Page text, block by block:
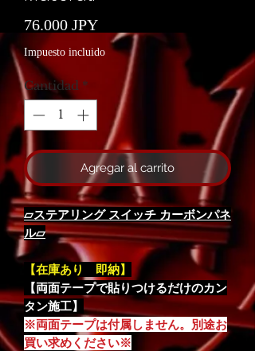
76.000 JPYPrecio
Impuesto incluido
Cantidad *
Agregar al carrito
▱ステアリング スイッチ カーボンパネ
ル▱
【在庫あり 即納】
【両面テープで貼りつけるだけのカン
タン施工】
※両面テープは付属しません。別途お
買い求めください※